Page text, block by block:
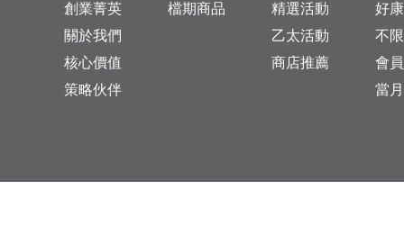
創業菁英
關於我們
核心價值
策略伙伴
檔期商品
精選活動
乙太活動
商店推薦
好
不
會
當